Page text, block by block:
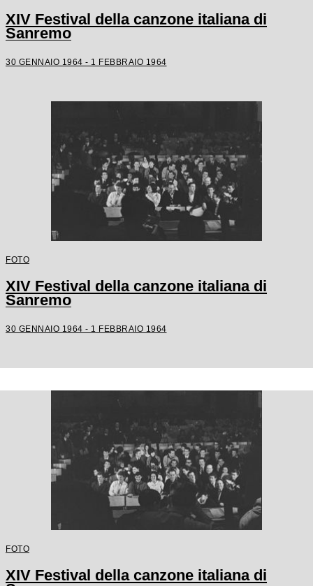
XIV Festival della canzone italiana di
Sanremo
30 GENNAIO 1964 - 1 FEBBRAIO 1964
FOTO
XIV Festival della canzone italiana di
Sanremo
30 GENNAIO 1964 - 1 FEBBRAIO 1964
FOTO
XIV Festival della canzone italiana di